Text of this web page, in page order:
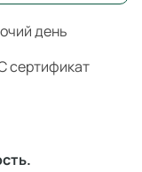
день
сертификат